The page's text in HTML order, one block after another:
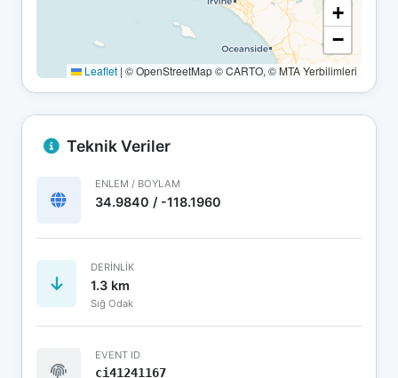
+
−
Leaflet | © OpenStreetMap © CARTO, © MTA Yerbilimleri
Teknik Veriler
ENLEM / BOYLAM
34.9840 / -118.1960
DERINLIK
1.3 km
Sığ Odak
EVENT ID
ci41241167